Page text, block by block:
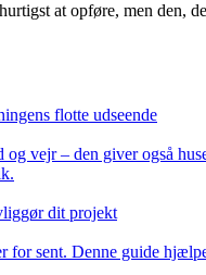
at opføre, men den,
flotte udseende
vejr – den giver også
dit projekt
for sent. Denne guide